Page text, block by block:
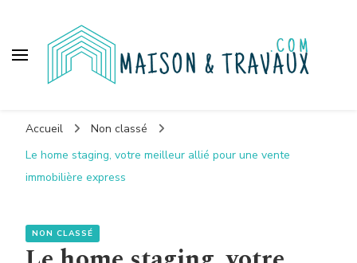
Accueil
Non classé
Le home staging, votre meilleur allié pour une vente
immobilière express
NON CLASSÉ